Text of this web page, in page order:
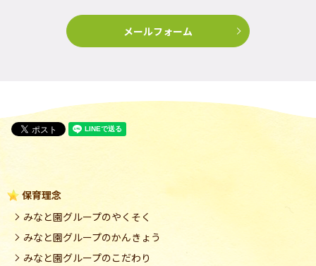
メールフォーム
保育理念
みなと園グループのやくそく
みなと園グループのかんきょう
みなと園グループのこだわり